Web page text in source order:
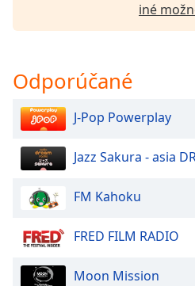
Opacity
Text
Color
Opacity
Caption
Area
Background
Color
iné
Odporúčané
J-Pop Powerplay
Jazz Sakura - asia
FM Kahoku
FRED FILM RADIO
Moon Mission